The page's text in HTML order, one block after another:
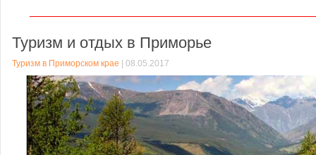
Туризм и отдых в Приморье
Туризм в Приморском крае | 08.05.2017